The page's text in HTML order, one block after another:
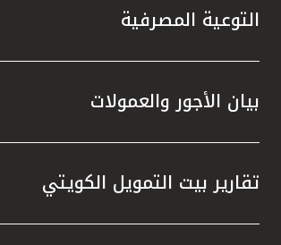
التوعية المصرفية
بيان الأجور والعمولات
تقارير بيت التمويل الكويتي